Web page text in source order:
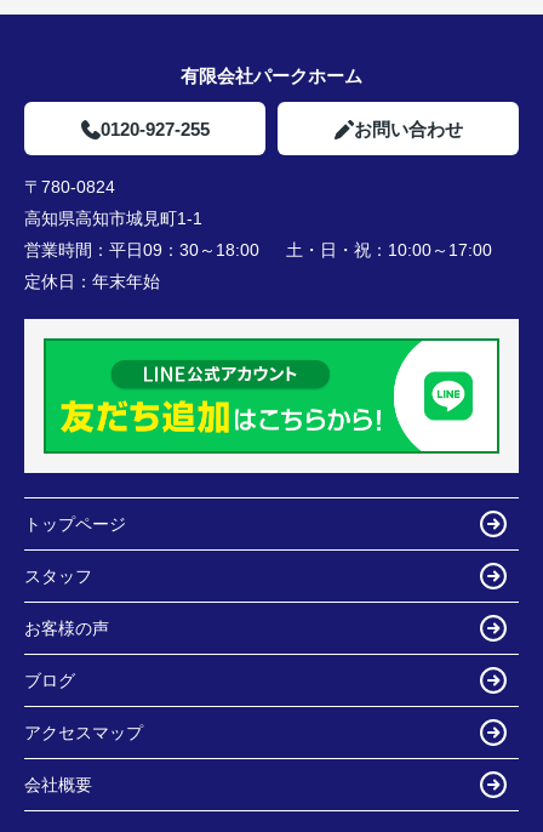
有限会社パークホーム
0120-927-255 お問い合わせ
〒780-0824
高知県高知市城見町1-1
営業時間： 平日09：30～18:00 土・日・祝：10:00～17:00
定休日： 年末年始
トップページ
スタッフ
お客様の声
ブログ
アクセスマップ
会社概要